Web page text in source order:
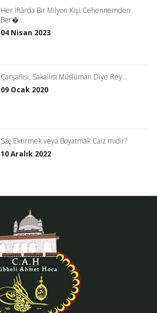
Her İftârda Bir Milyon Kişi Cehennemden
Ber�...
04 Nisan 2023
Çarşaflısı, Sakallısı Müslüman Diye Rey...
09 Ocak 2020
Saç Ektirmek veya Boyatmak Caiz midir?
10 Aralık 2022